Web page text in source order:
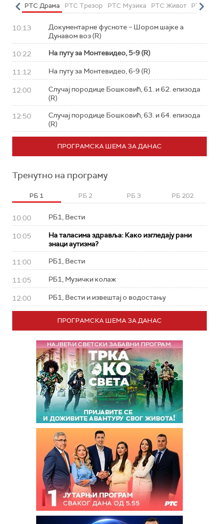
РТС Драма РТС Трезор РТС Музика РТС Живот РТС
10:13
Документарне фусноте – Шором шајке а
Дунавом воз (R)
10:22 На путу за Монтевидео, 5-9 (R)
11:12 На путу за Монтевидео, 6-9 (R)
12:00
Случај породице Бошковић, 61. и 62. епизода
(R)
12:50
Случај породице Бошковић, 63. и 64. епизода
(R)
ПРОГРАМСКА ШЕМА ЗА ДАНАС
Тренутно на програму
РБ 1 РБ 2 РБ 3 РБ 202
10:00 РБ1, Вести
10:05
На таласима здравља: Како изгледају рани
знаци аутизма?
11:00 РБ1, Вести
11:05 РБ1, Музички колаж
12:00 РБ1, Вести и извештај о водостању
ПРОГРАМСКА ШЕМА ЗА ДАНАС